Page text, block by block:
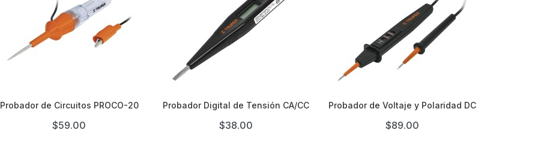

Probador de Circuitos PROCO-20
$59.00

Probador Digital de Tensión CA/CC
$38.00

Probador de Voltaje y Polaridad DC
$89.00